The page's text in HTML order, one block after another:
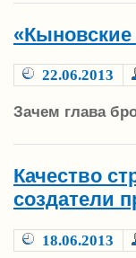
22.06.2013
Зачем глава
Качество
создатели
18.06.2013